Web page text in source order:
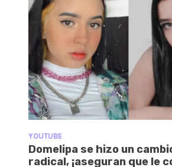
YOUTUBE
Domelipa se hizo un
radical, ¡aseguran que le